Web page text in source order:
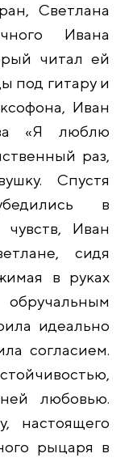
Светлана
Ивана
читал ей
под гитару и
Иван
«Я люблю
раз,
Спустя
в
Иван
сидя
в руках
идеально
согласием.
любовью.
настоящего
рыцаря в